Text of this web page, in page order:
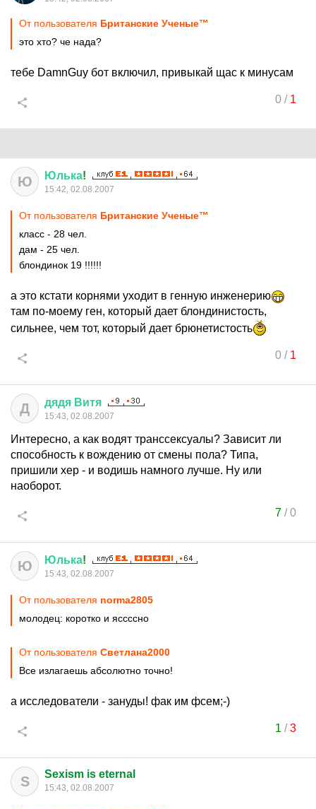
От пользователя Британские Ученые™
это хто? че нада?
тебе DamnGuy бот включил, привыкай щас к минусам
0/ 1
Ю Юлька!
15:42, 02.08.2007
От пользователя Британские Ученые™
класс - 28 чел.
дам - 25 чел.
блондинок 19 !!!!!!
а это кстати корнями уходит в генную инженерию
там по-моему ген, который дает блондинистость,
сильнее, чем тот, который дает брюнетистость
0/ 1
Д дядя Витя
15:43, 02.08.2007
Интересно, а как водят транссексуалы? Зависит ли
способность к вождению от смены пола? Типа,
пришили хер - и водишь намного лучше. Ну или
наоборот.
7/0
Ю Юлька!
15:43, 02.08.2007
От пользователя norma2805
молодец: коротко и яссссно
От пользователя Светлана2000
Все излагаешь абсолютно точно!
а исследователи - зануды! фак им фсем;-)
1 /3
S Sexism is eternal
15:43, 02.08.2007